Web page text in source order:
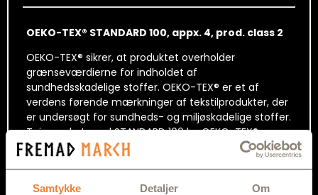
Samtykke Detaljer Om
OEKO-TEX® STANDARD 100, appx. 4, prod. class 2
OEKO-TEX® sikrer, at produktet over­­holder
grænseværdierne for indholdet af
sundhedsskadelige stoffer. OEKO-TEX® er et af
verdens førende mærkninger af tekstilprodukter, der
er undersøgt for sundheds- og miljøskadelige stoffer.
Tøj mærket med STANDARD 100 by OEKO-TEX® er
underlagt krav om pH værdi og om indhold af